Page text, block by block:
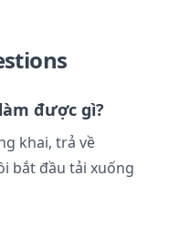
được gì?
khai, trả về
bắt đầu tải xuống